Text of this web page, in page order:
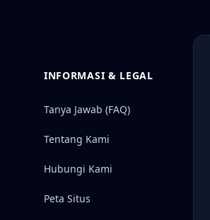
INFORMASI & LEGAL
Tanya Jawab (FAQ)
Tentang Kami
Hubungi Kami
Peta Situs